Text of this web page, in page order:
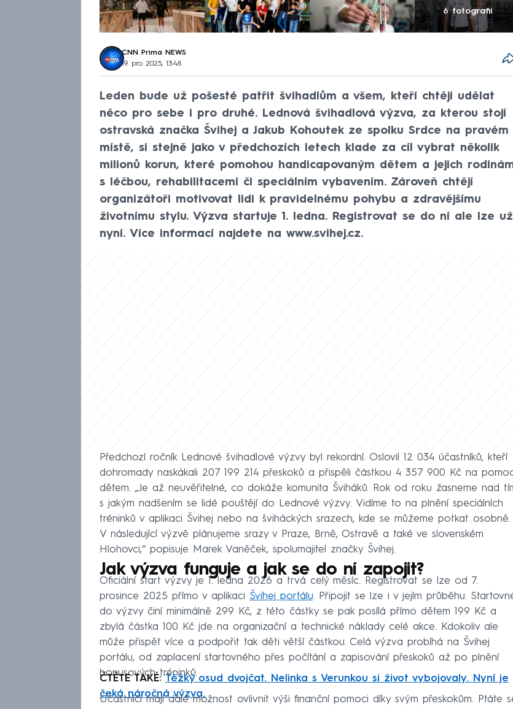
6 fotografií
CNN Prima NEWS
19. pro 2025, 13:48
Leden bude už pošesté patřit švihadlům a všem, kteří chtějí udělat
něco pro sebe i pro druhé. Lednová švihadlová výzva, za kterou stojí
ostravská značka Švihej a Jakub Kohoutek ze spolku Srdce na pravém
místě, si stejně jako v předchozích letech klade za cíl vybrat několik
milionů korun, které pomohou handicapovaným dětem a jejich
s léčbou, rehabilitacemi či speciálním vybavením. Zároveň chtějí
organizátoři motivovat lidi k pravidelnému pohybu a zdravějšímu
životnímu stylu. Výzva startuje 1. ledna. Registrovat se do ní ale lze už
nyní. Více informací najdete na www.svihej.cz.
Předchozí ročník Lednové švihadlové výzvy byl rekordní. Oslovil 12 034 účastníků, kteří
dohromady naskákali 207 199 214 přeskoků a přispěli částkou 4 357 900 Kč na
dětem. „Je až neuvěřitelné, co dokáže komunita Šviháků. Rok od roku žasneme nad
s jakým nadšením se lidé pouštějí do Lednové výzvy. Vidíme to na plnění speciálních
tréninků v aplikaci Švihej nebo na šviháckých srazech, kde se můžeme potkat osobně.
V následující výzvě plánujeme srazy v Praze, Brně, Ostravě a také ve slovenském
Hlohovci,“ popisuje Marek Vaněček, spolumajitel značky Švihej.
Jak výzva funguje a jak se do ní zapojit?
Oficiální start výzvy je 1. ledna 2026 a trvá celý měsíc. Registrovat se lze od 7.
prosince 2025 přímo v aplikaci Švihej portálu. Připojit se lze i v jejím průběhu.
do výzvy činí minimálně 299 Kč, z této částky se pak posílá přímo dětem 199 Kč a
zbylá částka 100 Kč jde na organizační a technické náklady celé akce. Kdokoliv ale
může přispět více a podpořit tak děti větší částkou. Celá výzva probíhá na Švihej
portálu, od zaplacení startovného přes počítání a zapisování přeskoků až po plnění
bonusových tréninků.
ČTĚTE TAKÉ:Těžký osud dvojčat. Nelinka s Verunkou si život vybojovaly. Nyní je
čeká náročná výzva.
Účastníci mají dále možnost ovlivnit výši finanční pomoci díky svým přeskokům. Ptáte